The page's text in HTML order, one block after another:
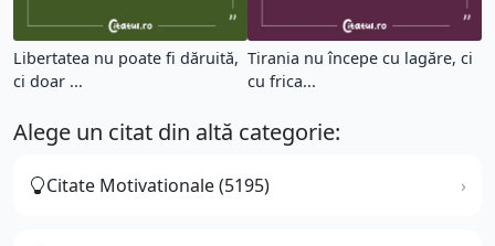
Libertatea nu poate fi dăruită,
ci doar ...
Tirania nu începe cu lagăre, ci
cu frica...
Alege un citat din altă categorie:
Citate Motivationale (5195)